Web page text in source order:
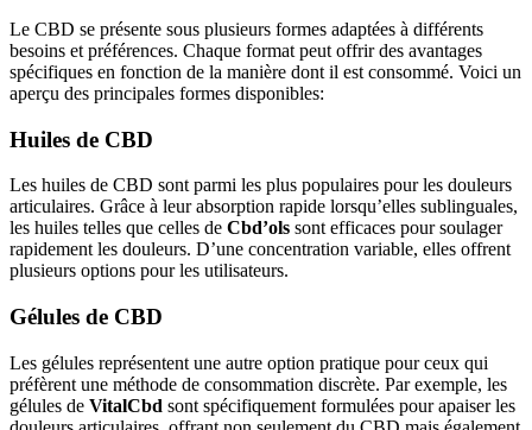
Le CBD se présente sous plusieurs formes adaptées à différents
besoins et préférences. Chaque format peut offrir des avantages
spécifiques en fonction de la manière dont il est consommé. Voici un
aperçu des principales formes disponibles:
Huiles de CBD
Les huiles de CBD sont parmi les plus populaires pour les douleurs
articulaires. Grâce à leur absorption rapide lorsqu’elles sublinguales,
les huiles telles que celles de Cbd’ols sont efficaces pour soulager
rapidement les douleurs. D’une concentration variable, elles offrent
plusieurs options pour les utilisateurs.
Gélules de CBD
Les gélules représentent une autre option pratique pour ceux qui
préfèrent une méthode de consommation discrète. Par exemple, les
gélules de VitalCbd sont spécifiquement formulées pour apaiser les